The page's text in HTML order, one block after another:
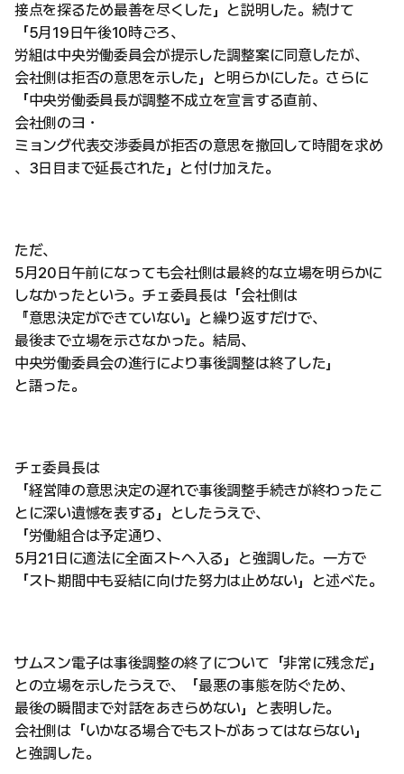
接点を探るため最善を尽くした」と説明した。続けて
「5月19日午後10時ごろ、
労組は中央労働委員会が提示した調整案に同意したが、
会社側は拒否の意思を示した」と明らかにした。さらに
「中央労働委員長が調整不成立を宣言する直前、
会社側のヨ・
ミョング代表交渉委員が拒否の意思を撤回して時間を求め
、3日目まで延長された」と付け加えた。
ただ、
5月20日午前になっても会社側は最終的な立場を明らかに
しなかったという。チェ委員長は「会社側は
『意思決定ができていない』と繰り返すだけで、
最後まで立場を示さなかった。結局、
中央労働委員会の進行により事後調整は終了した」
と語った。
チェ委員長は
「経営陣の意思決定の遅れで事後調整手続きが終わったこ
とに深い遺憾を表する」としたうえで、
「労働組合は予定通り、
5月21日に適法に全面ストへ入る」と強調した。一方で
「スト期間中も妥結に向けた努力は止めない」と述べた。
サムスン電子は事後調整の終了について「非常に残念だ」
との立場を示したうえで、「最悪の事態を防ぐため、
最後の瞬間まで対話をあきらめない」と表明した。
会社側は「いかなる場合でもストがあってはならない」
と強調した。